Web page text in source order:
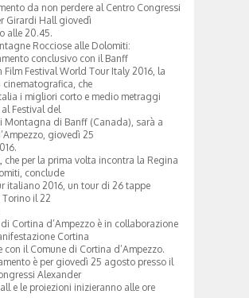
da non perdere al Centro Congressi
Girardi Hall giovedì
alle 20.45.
Rocciose alle Dolomiti:
conclusivo con il Banff
Film Festival World Tour Italy 2016, la
cinematografica, che
i migliori corto e medio metraggi
Festival del
Montagna di Banff (Canada), sarà a
giovedì 25
che per la prima volta incontra la Regina
conclude
italiano 2016, un tour di 26 tappe
il 22
Cortina d’Ampezzo è in collaborazione
Cortina
con il Comune di Cortina d’Ampezzo.
è per giovedì 25 agosto presso il
Alexander
e le proiezioni inizieranno alle ore